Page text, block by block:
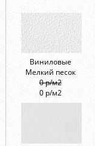
Виниловые
Мелкий песок
0 р/м2
0 р/м2